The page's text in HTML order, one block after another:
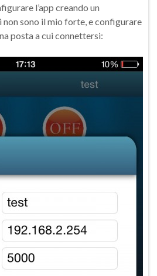
l’app creando un
non sono il mio forte, e configurare
posta a cui connettersi: